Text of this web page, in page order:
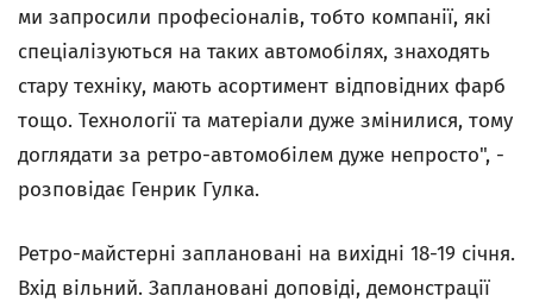
ми запросили професіоналів, тобто компанії, які
спеціалізуються на таких автомобілях, знаходять
стару техніку, мають асортимент відповідних фарб
тощо. Технології та матеріали дуже змінилися, тому
доглядати за ретро-автомобілем дуже непросто", -
розповідає Генрик Гулка.
Ретро-майстерні заплановані на вихідні 18-19 січня.
Вхід вільний. Заплановані доповіді, демонстрації